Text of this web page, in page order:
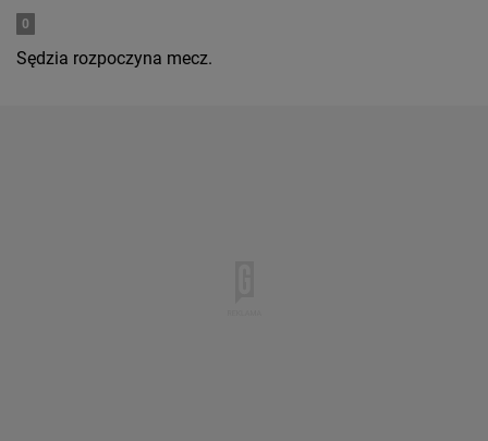
0
Sędzia rozpoczyna mecz.